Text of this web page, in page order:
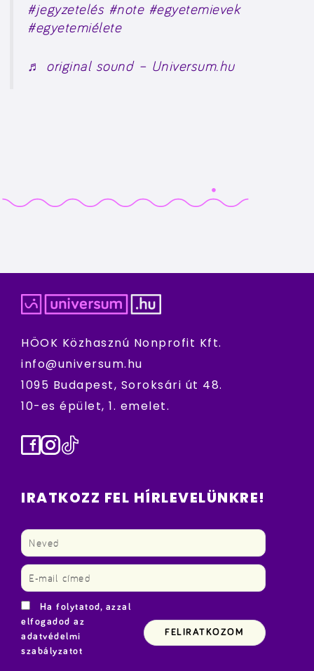
#jegyzetelés #note #egyetemievek
#egyetemiélete
♬ original sound – Universum.hu
HÖOK Közhasznú Nonprofit Kft.
info@universum.hu
1095 Budapest, Soroksári út 48.
10-es épület, 1. emelet.
Facebook
Instagram
TikTok
IRATKOZZ FEL HÍRLEVELÜNKRE!
Ha folytatod, azzal
elfogadod az
adatvédelmi
szabályzatot